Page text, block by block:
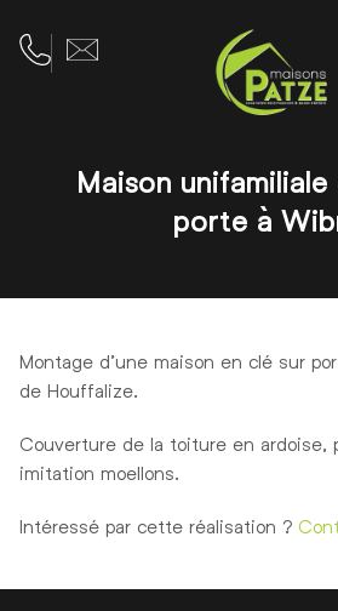
TéléphoneAdresse e-mail
Maison
porte à
Montage d’une maison en clé sur
de Houffalize.
Couverture de la toiture en ardoise,
imitation moellons.
Intéressé par cette réalisation ?